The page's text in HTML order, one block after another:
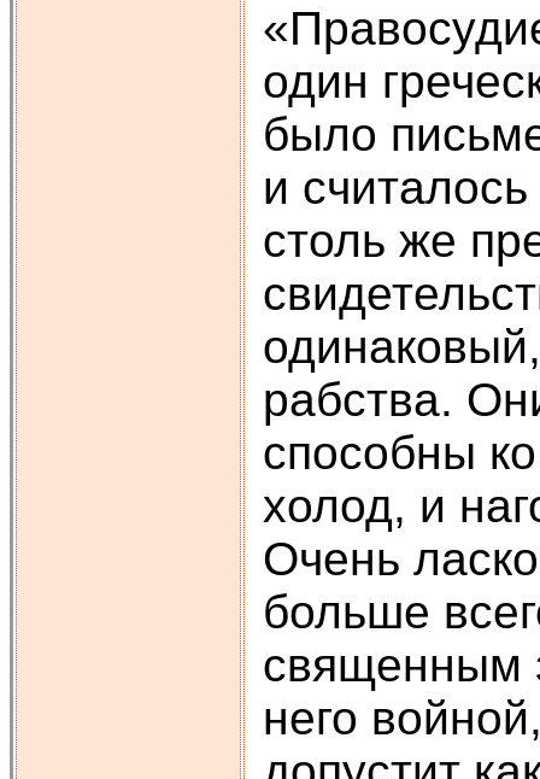
один
было
и
столь же
рабства.
способны
холод, и
Очень
больше
священным
него